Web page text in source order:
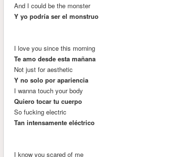
And I could be the monster
Y yo podría ser el monstruo
I love you since this morning
Te amo desde esta mañana
Not just for aesthetic
Y no solo por apariencia
I wanna touch your body
Quiero tocar tu cuerpo
So fucking electric
Tan intensamente eléctrico
I know you scared of me